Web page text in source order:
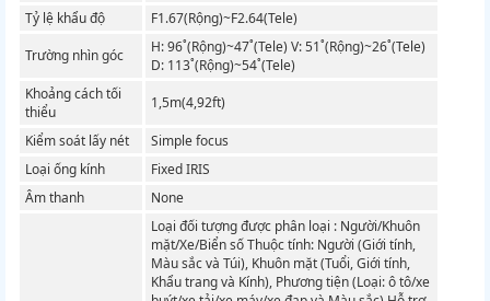
Tỷ lệ khẩu độ
F1.67(Rộng)~F2.64(Tele)
Trường nhìn góc
H: 96˚(Rộng)~47˚(Tele) V: 51˚(Rộng)~26˚(Tele)
D: 113˚(Rộng)~54˚(Tele)
Khoảng cách tối
thiểu
1,5m(4,92ft)
Kiểm soát lấy nét
Simple focus
Loại ống kính
Fixed IRIS
Âm thanh
None
Loại đối tượng được phân loại : Người/Khuôn
mặt/Xe/Biển số Thuộc tính: Người (Giới tính,
Màu sắc và Túi), Khuôn mặt (Tuổi, Giới tính,
Khẩu trang và Kính), Phương tiện (Loại: ô tô/xe